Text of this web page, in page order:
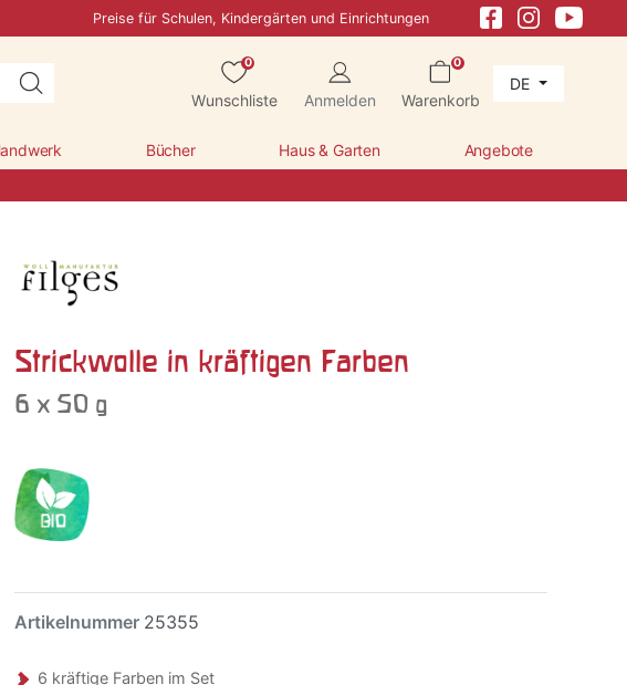
Preise für Schulen, Kindergärten und Einrichtungen
0
Wunschliste Anmelden
0
Warenkorb
DE
Bücher Haus & Garten Angebote
Strickwolle in kräftigen Farben
6 x 50 g
Artikelnummer 25355
6 kräftige Farben im Set